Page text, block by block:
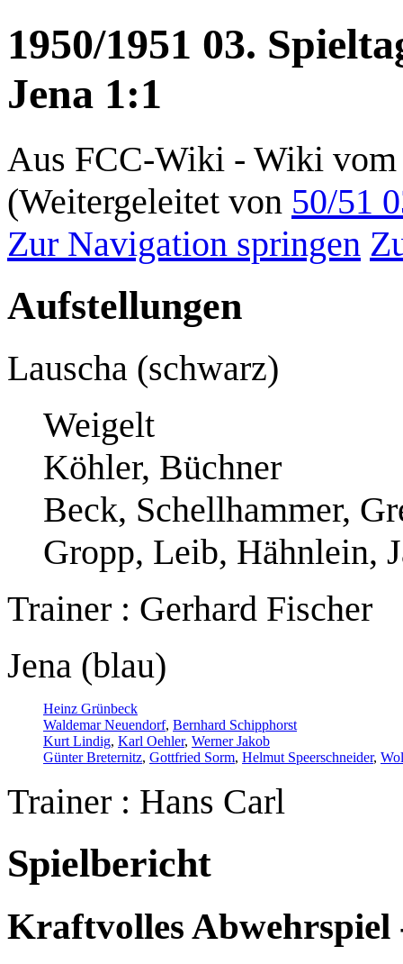
1950/1951 03.
Jena 1:1
Aus FCC-Wiki - Wiki vom
(Weitergeleitet von 50/51
Zur Navigation springen
Aufstellungen
Lauscha (schwarz)
Weigelt
Köhler, Büchner
Beck, Schellhammer,
Gropp, Leib, Hähnlein,
Trainer : Gerhard Fischer
Jena (blau)
Heinz Grünbeck
Waldemar Neuendorf, Bernhard Schipphorst
Kurt Lindig, Karl Oehler, Werner Jakob
Günter Breternitz, Gottfried Sorm, Helmut Speerschneider,
Trainer : Hans Carl
Spielbericht
Kraftvolles Abwehrspiel